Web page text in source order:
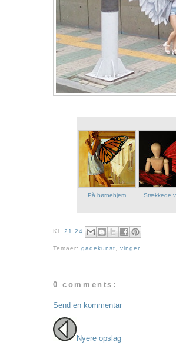
På børnehjem Stækkede
Kl.21.24
Temaer:gadekunst ,vinger
0 comments:
Send en kommentar
Nyere opslag